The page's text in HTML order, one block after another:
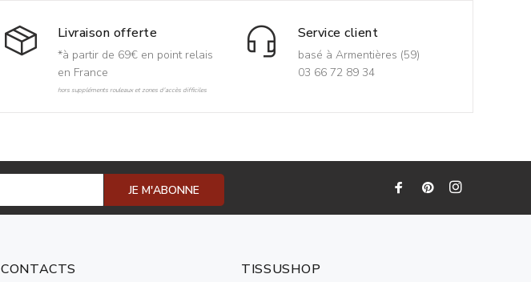
Livraison offerte
*à partir de 69€ en point relais
en France
hors suppléments rouleaux et zones d'accès difficiles
Service client
basé à Armentières (59)
03 66 72 89 34
JE M'ABONNE
CONTACTS TISSUSHOP